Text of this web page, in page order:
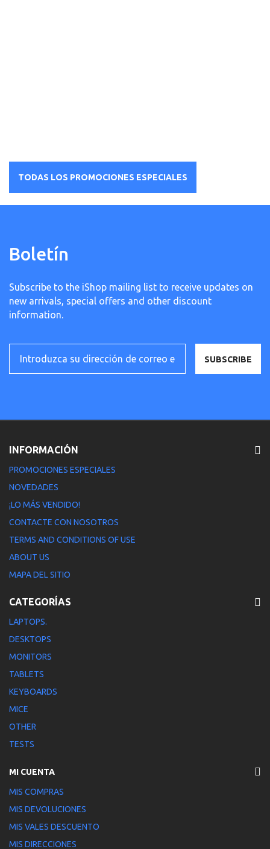
TODAS LOS PROMOCIONES ESPECIALES
Boletín
Subscribe to the iShop mailing list to receive updates on
new arrivals, special offers and other discount
information.
SUBSCRIBE
INFORMACIÓN
PROMOCIONES ESPECIALES
NOVEDADES
¡LO MÁS VENDIDO!
CONTACTE CON NOSOTROS
TERMS AND CONDITIONS OF USE
ABOUT US
MAPA DEL SITIO
CATEGORÍAS
LAPTOPS.
DESKTOPS
MONITORS
TABLETS
KEYBOARDS
MICE
OTHER
TESTS
MI CUENTA
MIS COMPRAS
MIS DEVOLUCIONES
MIS VALES DESCUENTO
MIS DIRECCIONES